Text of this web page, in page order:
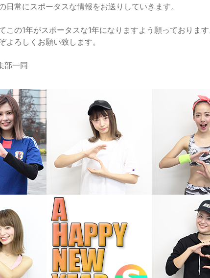
日常にスポータスな情報をお送りしていきます。
この1年がスポータスな1年になりますよう願っておりま
よろしくお願い致します。
部一同